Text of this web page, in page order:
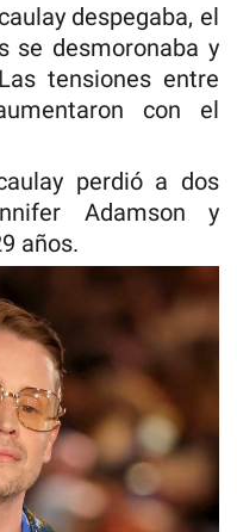
despegaba, el
se desmoronaba y
tensiones entre
con el
perdió a dos
Adamson y
años.